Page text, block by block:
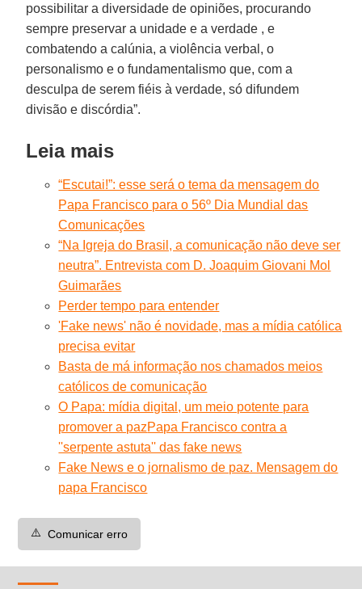
possibilitar a diversidade de opiniões, procurando
sempre preservar a unidade e a verdade , e
combatendo a calúnia, a violência verbal, o
personalismo e o fundamentalismo que, com a
desculpa de serem fiéis à verdade, só difundem
divisão e discórdia”.
Leia mais
“Escutai!”: esse será o tema da mensagem do
Papa Francisco para o 56º Dia Mundial das
Comunicações
“Na Igreja do Brasil, a comunicação não deve ser
neutra”. Entrevista com D. Joaquim Giovani Mol
Guimarães
Perder tempo para entender
'Fake news' não é novidade, mas a mídia católica
precisa evitar
Basta de má informação nos chamados meios
católicos de comunicação
O Papa: mídia digital, um meio potente para
promover a pazPapa Francisco contra a
''serpente astuta'' das fake news
Fake News e o jornalismo de paz. Mensagem do
papa Francisco
⚠️ Comunicar erro